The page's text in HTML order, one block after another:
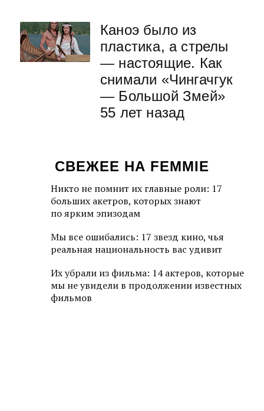
Каноэ было из
пластика, а стрелы
— настоящие. Как
снимали «Чингачгук
— Большой Змей»
55 лет назад
СВЕЖЕЕ НА FEMMIE
Никто не помнит их главные роли: 17
больших акетров, которых знают
по ярким эпизодам
Мы все ошибались: 17 звезд кино, чья
реальная национальность вас удивит
Их убрали из фильма: 14 актеров, которые
мы не увидели в продолжении известных
фильмов